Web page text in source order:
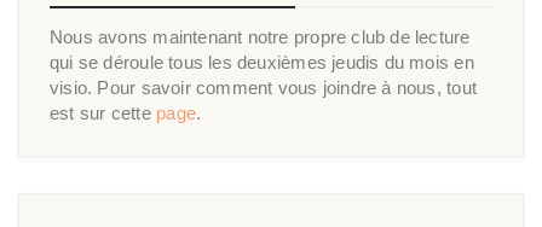
Nous avons maintenant notre propre club de lecture
qui se déroule tous les deuxièmes jeudis du mois en
visio. Pour savoir comment vous joindre à nous, tout
est sur cette page.